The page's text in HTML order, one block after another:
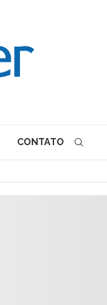
CONTATO